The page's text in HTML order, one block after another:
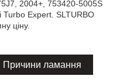
2004+, 753420-5005S
Turbo Expert. SLTURBO
ціну.
Причини ламання